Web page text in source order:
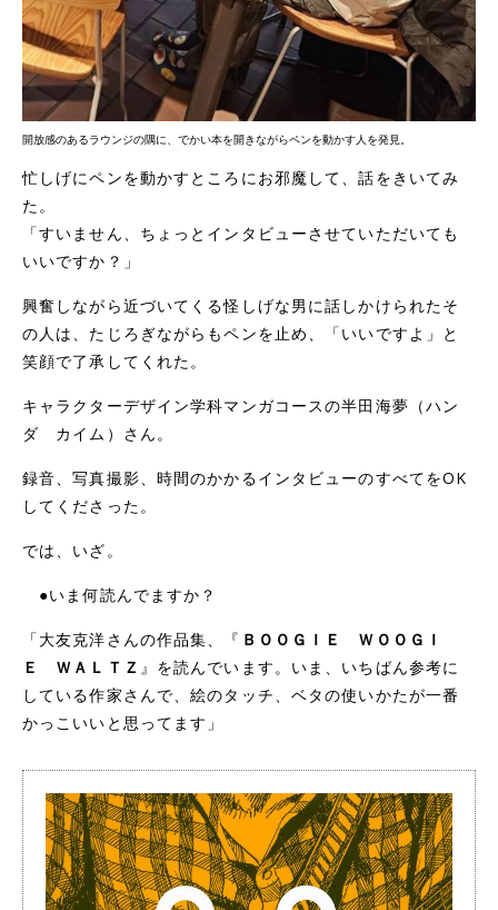
開放感のあるラウンジの隅に、でかい本を開きながらペンを動かす人を発見。
忙しげにペンを動かすところにお邪魔して、話をきいてみ
た。
「すいません、ちょっとインタビューさせていただいても
いいですか？」
興奮しながら近づいてくる怪しげな男に話しかけられたそ
の人は、たじろぎながらもペンを止め、「いいですよ」と
笑顔で了承してくれた。
キャラクターデザイン学科マンガコースの半田海夢（ハン
ダ カイム）さん。
録音、写真撮影、時間のかかるインタビューのすべてをOK
してくださった。
では、いざ。
●いま何読んでますか？
「大友克洋さんの作品集、『 ＢＯＯＧＩＥ ＷＯＯＧＩ
Ｅ ＷＡＬＴＺ 』を読んでいます。いま、いちばん参考に
している作家さんで、絵のタッチ、ベタの使いかたが一番
かっこいいと思ってます」